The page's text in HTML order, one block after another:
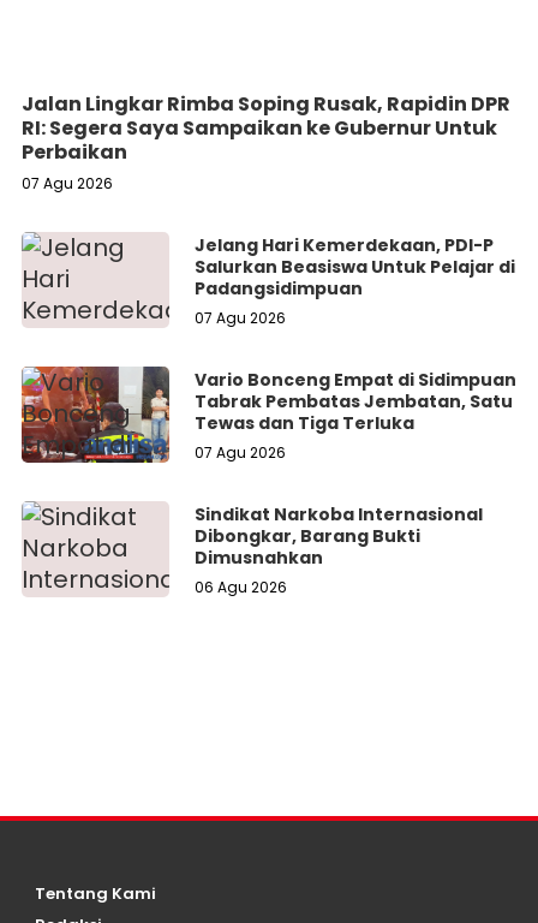
Jalan Lingkar Rimba Soping Rusak, Rapidin DPR
RI: Segera Saya Sampaikan ke Gubernur Untuk
Perbaikan
07 Agu 2026
Jelang Hari Kemerdekaan, PDI-P
Salurkan Beasiswa Untuk Pelajar di
Padangsidimpuan
07 Agu 2026
Vario Bonceng Empat di Sidimpuan
Tabrak Pembatas Jembatan, Satu
Tewas dan Tiga Terluka
07 Agu 2026
Sindikat Narkoba Internasional
Dibongkar, Barang Bukti
Dimusnahkan
06 Agu 2026
Tentang Kami